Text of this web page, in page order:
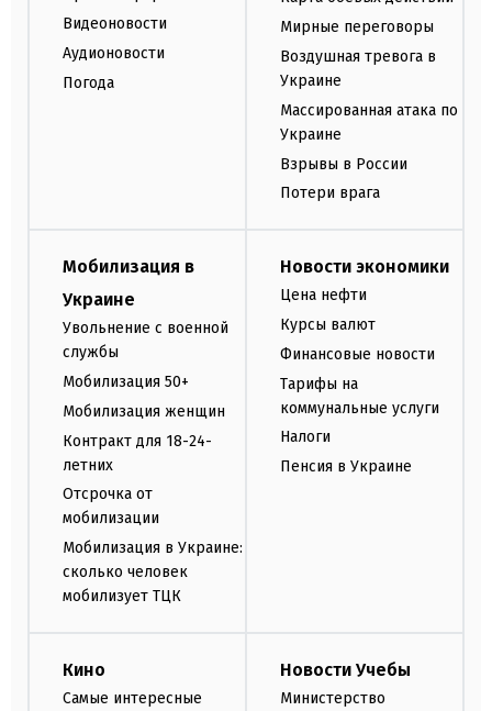
Видеоновости
Аудионовости
Погода
Мирные переговоры
Воздушная тревога в
Украине
Массированная атака по
Украине
Взрывы в России
Потери врага
Мобилизация в
Украине
Увольнение с военной
службы
Мобилизация 50+
Мобилизация женщин
Контракт для 18-24-
летних
Отсрочка от
мобилизации
Мобилизация в Украине:
сколько человек
мобилизует ТЦК
Новости экономики
Цена нефти
Курсы валют
Финансовые новости
Тарифы на
коммунальные услуги
Налоги
Пенсия в Украине
Кино
Самые интересные
Новости Учебы
Министерство